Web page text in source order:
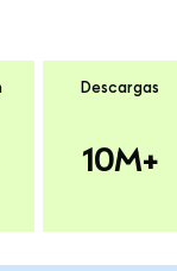
Descargas
10M+